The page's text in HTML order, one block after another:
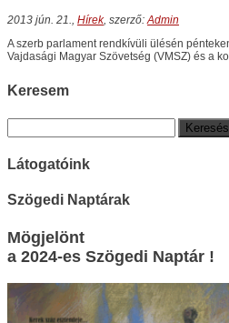
2013 jún. 21., Hírek, szerző:Admin
A szerb parlament rendkívüli ülésén
Vajdasági Magyar Szövetség (VMSZ) és a
Keresem
Keresés:
Látogatóink
Szögedi Naptárak
Mögjelönt
a 2024-es Szögedi Naptár !